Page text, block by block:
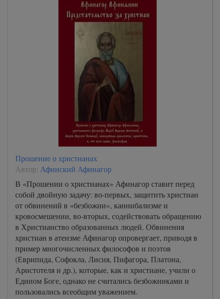
A-Book/03_ot_Luki/0000000049
A-Book/03_ot_Luki/0000000050
A-Book/03_ot_Luki/0000000051
A-Book/03_ot_Luki/0000000052
A-Book/03_ot_Luki/0000000053
A-Book/03_ot_Luki/0000000054
A-Book/03_ot_Luki/0000000055
A-Book/03_ot_Luki/0000000056
A-Book/03_ot_Luki/0000000057
A-Book/03_ot_Luki/0000000058
A-Book/03_ot_Luki/0000000059
A-Book/03_ot_Luki/0000000060
A-Book/03_ot_Luki/0000000061
A-Book/03_ot_Luki/0000000062
A-Book/03_ot_Luki/0000000063
A-Book/03_ot_Luki/0000000064
A-Book/03_ot_Luki/0000000065
A-Book/03_ot_Luki/0000000066
A-Book/03_ot_Luki/0000000067
Прошение о христианах
Автор: Афинский Афинагор
В «Прошении о христианах» Афинагор ставит перед
собой двойную задачу: во-первых, защитить христиан
от обвинений в «безбожии», каннибализме и
кровосмешении, во-вторых, содействовать обращению
в Христианство образованных людей. Обвинения
христиан в атеизме Афинагор опровергает, приводя в
пример многочисленных философов и поэтов
(Еврипида, Софокла, Лисия, Пифагора, Платона,
Аристотеля и др.), которые, как и христиане, учили о
Едином Боге, однако не считались безбожниками и
пользовались всеобщим уважением.